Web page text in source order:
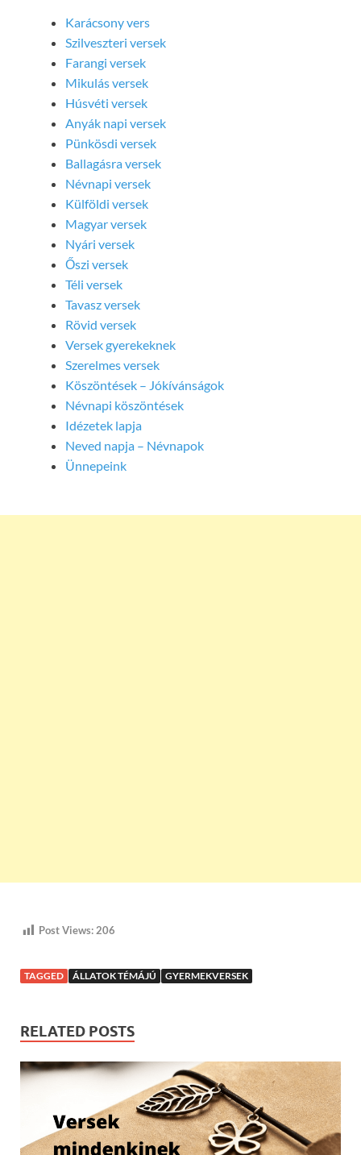
Karácsony vers
Szilveszteri versek
Farangi versek
Mikulás versek
Húsvéti versek
Anyák napi versek
Pünkösdi versek
Ballagásra versek
Névnapi versek
Külföldi versek
Magyar versek
Nyári versek
Őszi versek
Téli versek
Tavasz versek
Rövid versek
Versek gyerekeknek
Szerelmes versek
Köszöntések – Jókívánságok
Névnapi köszöntések
Idézetek lapja
Neved napja – Névnapok
Ünnepeink
Post Views: 206
TAGGED ÁLLATOK TÉMÁJÚ GYERMEKVERSEK
RELATED POSTS